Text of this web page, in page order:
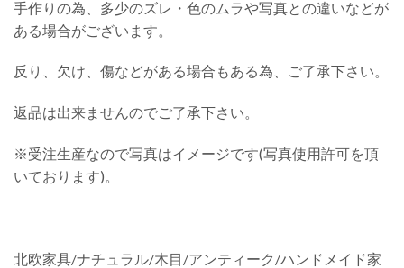
手作りの為、多少のズレ・色のムラや写真との違いなどが
ある場合がございます。
反り、欠け、傷などがある場合もある為、ご了承下さい。
返品は出来ませんのでご了承下さい。
※受注生産なので写真はイメージです(写真使用許可を頂
いております)。
北欧家具/ナチュラル/木目/アンティーク/ハンドメイド家